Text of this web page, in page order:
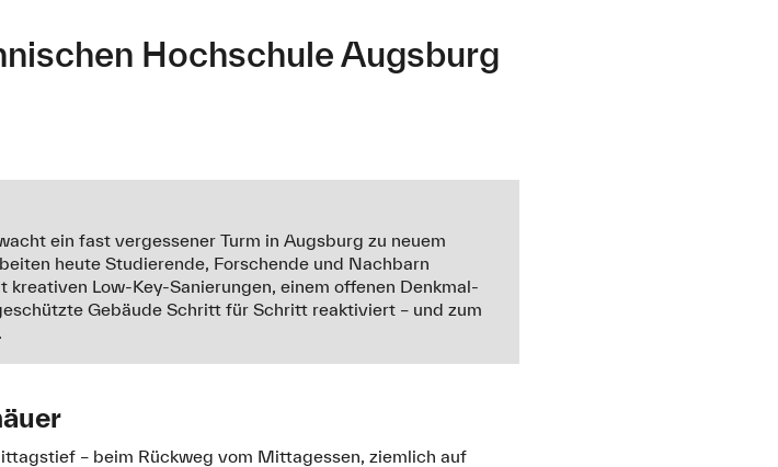
Hochschule Augsburg
ein fast vergessener Turm in Augsburg zu neuem
heute Studierende, Forschende und Nachbarn
Low-Key-Sanierungen, einem offenen Denkmal-
Gebäude Schritt für Schritt reaktiviert – und zum
– beim Rückweg vom Mittagessen, ziemlich auf